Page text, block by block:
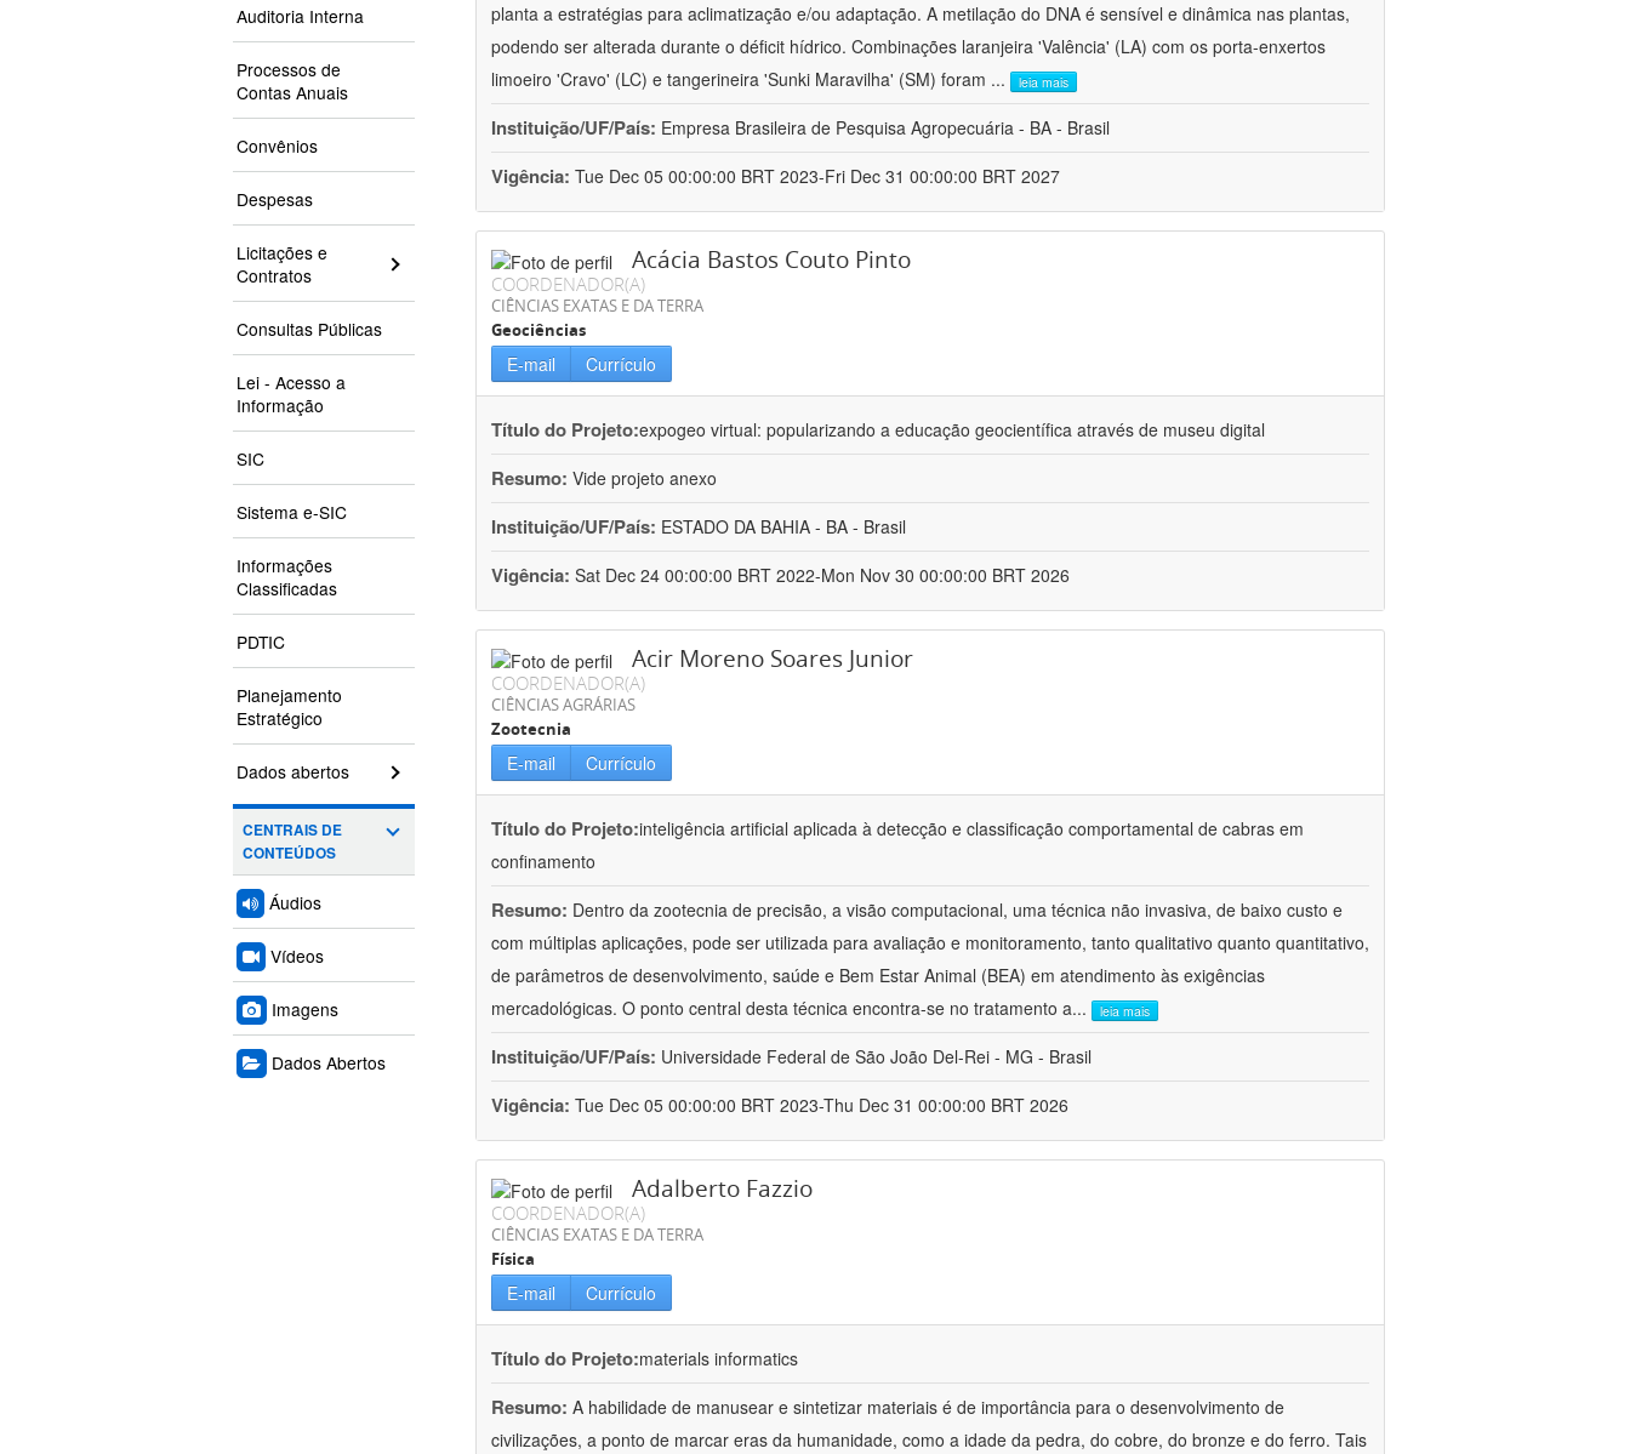
Auditoria Interna
Processos de
Contas Anuais
Convênios
Despesas
Licitações e
Contratos
Consultas Públicas
Lei - Acesso a
Informação
SIC
Sistema e-SIC
Informações
Classificadas
PDTIC
Planejamento
Estratégico
Dados abertos
CENTRAIS DE
CONTEÚDOS
Áudios
Vídeos
Imagens
Dados Abertos
planta a estratégias para aclimatização e/ou adaptação. A metilação do DNA é sensível e dinâmica nas plantas,
podendo ser alterada durante o déficit hídrico. Combinações laranjeira 'Valência' (LA) com os porta-enxertos
limoeiro 'Cravo' (LC) e tangerineira 'Sunki Maravilha' (SM) foram ... leia mais
Instituição/UF/País: Empresa Brasileira de Pesquisa Agropecuária - BA - Brasil
Vigência: Tue Dec 05 00:00:00 BRT 2023-Fri Dec 31 00:00:00 BRT 2027
Acácia Bastos Couto Pinto
COORDENADOR(A)
CIÊNCIAS EXATAS E DA TERRA
Geociências
E-mail Currículo
Título do Projeto:expogeo virtual: popularizando a educação geocientífica através de museu digital
Resumo: Vide projeto anexo
Instituição/UF/País: ESTADO DA BAHIA - BA - Brasil
Vigência: Sat Dec 24 00:00:00 BRT 2022-Mon Nov 30 00:00:00 BRT 2026
Acir Moreno Soares Junior
COORDENADOR(A)
CIÊNCIAS AGRÁRIAS
Zootecnia
E-mail Currículo
Título do Projeto:inteligência artificial aplicada à detecção e classificação comportamental de cabras em
confinamento
Resumo: Dentro da zootecnia de precisão, a visão computacional, uma técnica não invasiva, de baixo custo e
com múltiplas aplicações, pode ser utilizada para avaliação e monitoramento, tanto qualitativo quanto quantitativo,
de parâmetros de desenvolvimento, saúde e Bem Estar Animal (BEA) em atendimento às exigências
mercadológicas. O ponto central desta técnica encontra-se no tratamento a... leia mais
Instituição/UF/País: Universidade Federal de São João Del-Rei - MG - Brasil
Vigência: Tue Dec 05 00:00:00 BRT 2023-Thu Dec 31 00:00:00 BRT 2026
Adalberto Fazzio
COORDENADOR(A)
CIÊNCIAS EXATAS E DA TERRA
Física
E-mail Currículo
Título do Projeto:materials informatics
Resumo: A habilidade de manusear e sintetizar materiais é de importância para o desenvolvimento de
civilizações, a ponto de marcar eras da humanidade, como a idade da pedra, do cobre, do bronze e do ferro. Tais